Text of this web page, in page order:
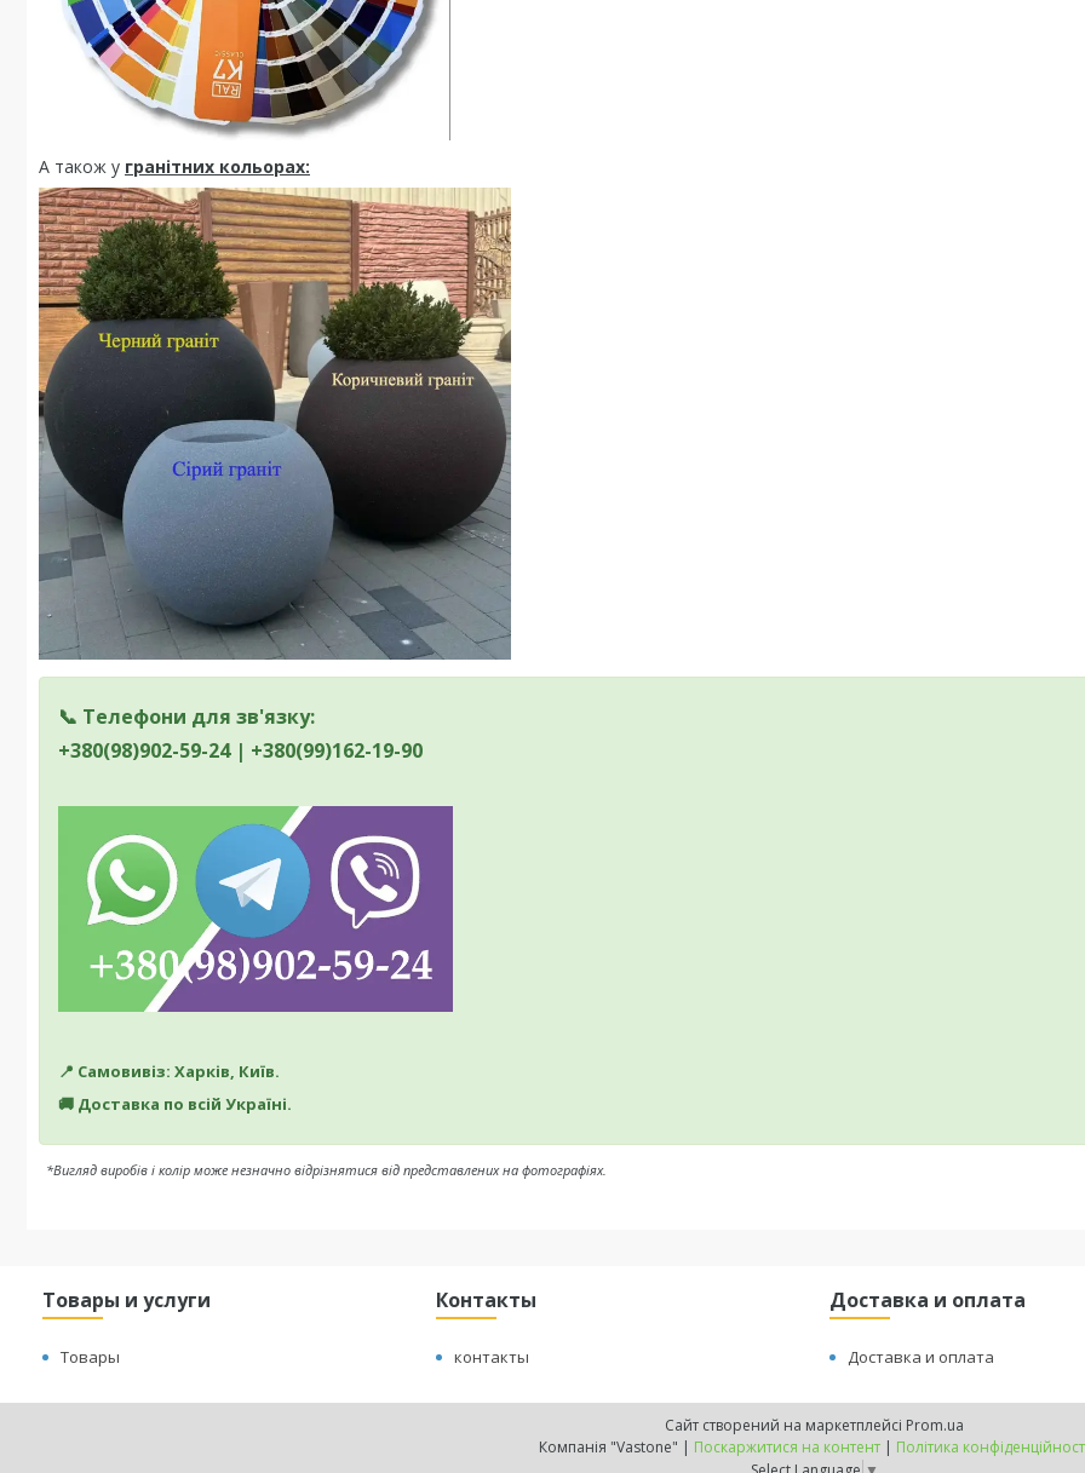
А також у гранітних кольорах:
📞 Телефони для зв'язку:
+380(98)902-59-24 | +380(99)162-19-90
📍 Самовивіз: Харків, Київ.
🚚 Доставка по всій Україні.
*Вигляд виробів і колір може незначно відрізнятися від представлених на фотографіях.
Товары и услуги
Товары
Контакты
контакты
Доставка и оплата
Доставка и оплата
Сайт створений на маркетплейсі Prom.ua
Компанія "Vastone" | Поскаржитися на контент | Політика